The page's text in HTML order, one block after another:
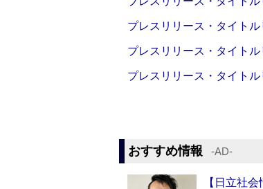
プレスリリース・タイト
プレスリリース・タイト
プレスリリース・タイト
おすすめ情報 ‐AD‐
【日立社